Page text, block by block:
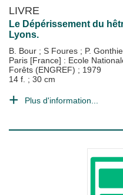
LIVRE
Le Dépérissement du
Lyons.
B. Bour ; S Foures ; P.
Paris [France] : Ecole
Forêts (ENGREF) ; 1979
14 f. ; 30 cm
Plus d'information...